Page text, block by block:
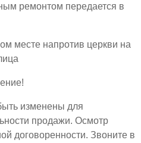
ремонтом передается в
месте напротив церкви на
изменены для
продажи. Осмотр
договоренности. Звоните в